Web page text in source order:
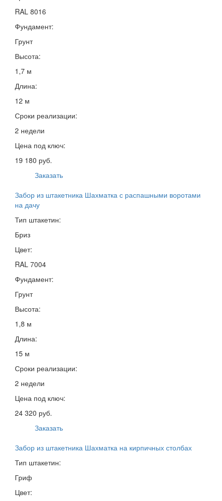
RAL 8016
Фундамент:
Грунт
Высота:
1,7 м
Длина:
12 м
Сроки реализации:
2 недели
Цена под ключ:
19 180 руб.
Заказать
Забор из штакетника Шахматка с распашными воротами
на дачу
Тип штакетин:
Бриз
Цвет:
RAL 7004
Фундамент:
Грунт
Высота:
1,8 м
Длина:
15 м
Сроки реализации:
2 недели
Цена под ключ:
24 320 руб.
Заказать
Забор из штакетника Шахматка на кирпичных столбах
Тип штакетин:
Гриф
Цвет: